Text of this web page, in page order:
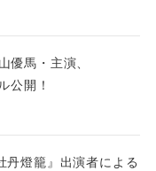
優馬・主演、
公開！
丹燈籠』出演者による